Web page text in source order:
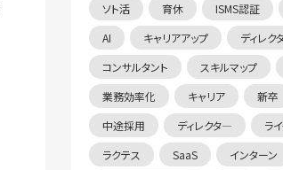
ソト活 育休 ISMS認証
AI
キャリアアップ
ディレク
コンサルタント
スキルマップ
業務効率化
キャリア 新卒
中途採用
ディレクタ―
ラ
ラクテス
SaaS
インターン